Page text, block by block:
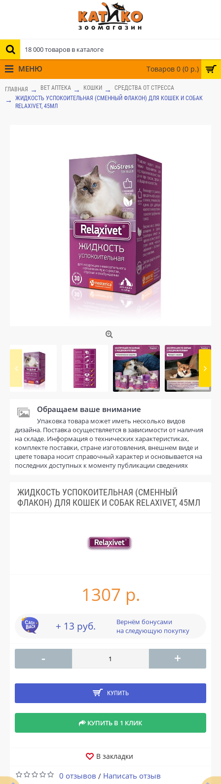
Товаров 0 (0 р.)
МЕНЮ
ГЛАВНАЯ ВЕТ АПТЕКА КОШКИ
СРЕДСТВА ОТ СТРЕССА
ЖИДКОСТЬ УСПОКОИТЕЛЬНАЯ (СМЕННЫЙ ФЛАКОН) ДЛЯ КОШЕК И СОБАК
RELAXIVET, 45МЛ
Обращаем ваше внимание
Упаковка товара может иметь несколько видов
дизайна. Поставка осуществляется в зависимости от наличия
на складе. Информация о технических характеристиках,
комплекте поставки, стране изготовления, внешнем виде и
цвете товара носит справочный характер и основывается на
последних доступных к моменту публикации сведениях
ЖИДКОСТЬ УСПОКОИТЕЛЬНАЯ (СМЕННЫЙ
ФЛАКОН) ДЛЯ КОШЕК И СОБАК RELAXIVET, 45МЛ
1307 р.
+ 13 руб.
Вернём бонусами
на следующую покупку
- +
КУПИТЬ
КУПИТЬ В 1 КЛИК
В закладки
0 отзывов / Написать отзыв